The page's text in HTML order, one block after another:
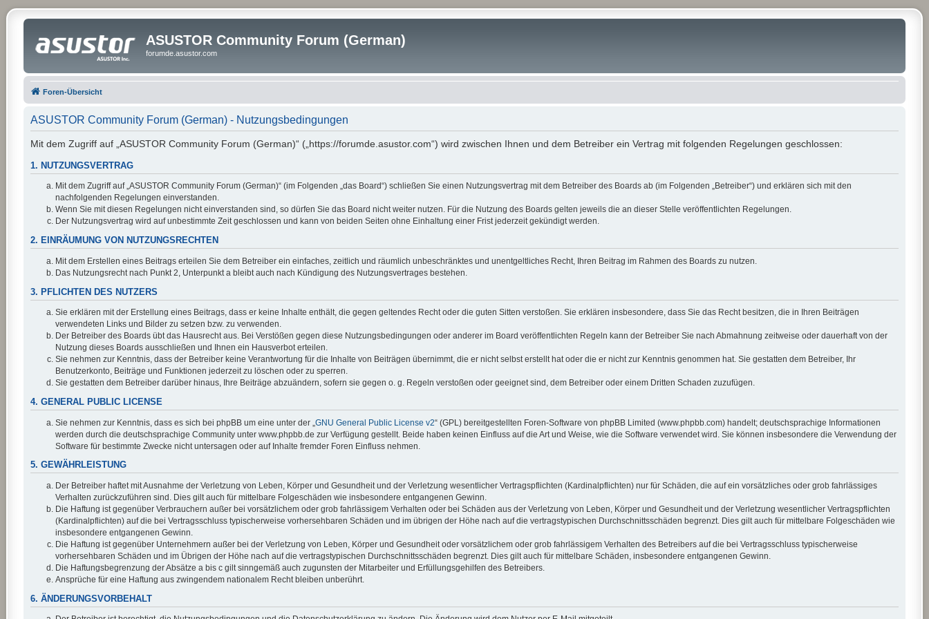
ASUSTOR Community Forum (German)
forumde.asustor.com
Foren-Übersicht
ASUSTOR Community Forum (German) - Nutzungsbedingungen
Mit dem Zugriff auf „ASUSTOR Community Forum (German)“ („https://forumde.asustor.com“) wird zwischen Ihnen und dem Betreiber ein Vertrag mit folgenden Regelungen geschlossen:
1. NUTZUNGSVERTRAG
Mit dem Zugriff auf „ASUSTOR Community Forum (German)“ (im Folgenden „das Board“) schließen Sie einen Nutzungsvertrag mit dem Betreiber des Boards ab (im Folgenden „Betreiber“) und erklären sich mit den
nachfolgenden Regelungen einverstanden.
Wenn Sie mit diesen Regelungen nicht einverstanden sind, so dürfen Sie das Board nicht weiter nutzen. Für die Nutzung des Boards gelten jeweils die an dieser Stelle veröffentlichten Regelungen.
Der Nutzungsvertrag wird auf unbestimmte Zeit geschlossen und kann von beiden Seiten ohne Einhaltung einer Frist jederzeit gekündigt werden.
2. EINRÄUMUNG VON NUTZUNGSRECHTEN
Mit dem Erstellen eines Beitrags erteilen Sie dem Betreiber ein einfaches, zeitlich und räumlich unbeschränktes und unentgeltliches Recht, Ihren Beitrag im Rahmen des Boards zu nutzen.
Das Nutzungsrecht nach Punkt 2, Unterpunkt a bleibt auch nach Kündigung des Nutzungsvertrages bestehen.
3. PFLICHTEN DES NUTZERS
Sie erklären mit der Erstellung eines Beitrags, dass er keine Inhalte enthält, die gegen geltendes Recht oder die guten Sitten verstoßen. Sie erklären insbesondere, dass Sie das Recht besitzen, die in Ihren Beiträgen
verwendeten Links und Bilder zu setzen bzw. zu verwenden.
Der Betreiber des Boards übt das Hausrecht aus. Bei Verstößen gegen diese Nutzungsbedingungen oder anderer im Board veröffentlichten Regeln kann der Betreiber Sie nach Abmahnung zeitweise oder dauerhaft von der
Nutzung dieses Boards ausschließen und Ihnen ein Hausverbot erteilen.
Sie nehmen zur Kenntnis, dass der Betreiber keine Verantwortung für die Inhalte von Beiträgen übernimmt, die er nicht selbst erstellt hat oder die er nicht zur Kenntnis genommen hat. Sie gestatten dem Betreiber, Ihr
Benutzerkonto, Beiträge und Funktionen jederzeit zu löschen oder zu sperren.
Sie gestatten dem Betreiber darüber hinaus, Ihre Beiträge abzuändern, sofern sie gegen o. g. Regeln verstoßen oder geeignet sind, dem Betreiber oder einem Dritten Schaden zuzufügen.
4. GENERAL PUBLIC LICENSE
Sie nehmen zur Kenntnis, dass es sich bei phpBB um eine unter der „ GNU General Public License v2“ (GPL) bereitgestellten Foren-Software von phpBB Limited (www.phpbb.com) handelt; deutschsprachige Informationen
werden durch die deutschsprachige Community unter www.phpbb.de zur Verfügung gestellt. Beide haben keinen Einfluss auf die Art und Weise, wie die Software verwendet wird. Sie können insbesondere die Verwendung der
Software für bestimmte Zwecke nicht untersagen oder auf Inhalte fremder Foren Einfluss nehmen.
5. GEWÄHRLEISTUNG
Der Betreiber haftet mit Ausnahme der Verletzung von Leben, Körper und Gesundheit und der Verletzung wesentlicher Vertragspflichten (Kardinalpflichten) nur für Schäden, die auf ein vorsätzliches oder grob fahrlässiges
Verhalten zurückzuführen sind. Dies gilt auch für mittelbare Folgeschäden wie insbesondere entgangenen Gewinn.
Die Haftung ist gegenüber Verbrauchern außer bei vorsätzlichem oder grob fahrlässigem Verhalten oder bei Schäden aus der Verletzung von Leben, Körper und Gesundheit und der Verletzung wesentlicher Vertragspflichten
(Kardinalpflichten) auf die bei Vertragsschluss typischerweise vorhersehbaren Schäden und im übrigen der Höhe nach auf die vertragstypischen Durchschnittsschäden begrenzt. Dies gilt auch für mittelbare Folgeschäden wie
insbesondere entgangenen Gewinn.
Die Haftung ist gegenüber Unternehmern außer bei der Verletzung von Leben, Körper und Gesundheit oder vorsätzlichem oder grob fahrlässigem Verhalten des Betreibers auf die bei Vertragsschluss typischerweise
vorhersehbaren Schäden und im Übrigen der Höhe nach auf die vertragstypischen Durchschnittsschäden begrenzt. Dies gilt auch für mittelbare Schäden, insbesondere entgangenen Gewinn.
Die Haftungsbegrenzung der Absätze a bis c gilt sinngemäß auch zugunsten der Mitarbeiter und Erfüllungsgehilfen des Betreibers.
Ansprüche für eine Haftung aus zwingendem nationalem Recht bleiben unberührt.
6. ÄNDERUNGSVORBEHALT